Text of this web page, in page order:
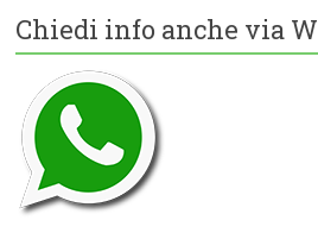
Chiedi info anche via